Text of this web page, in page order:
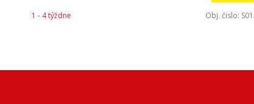
1 - 4 týždne Obj. čislo: